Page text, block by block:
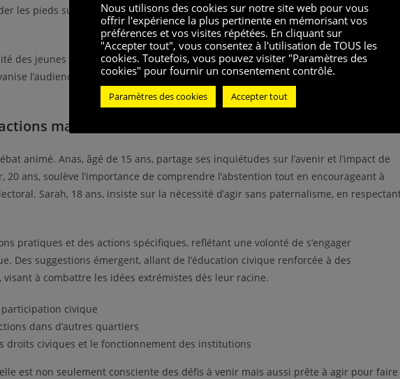
les pieds sur terre. « Bon, ça reste un film », dit-il, mais l’espoir d’un changement
des jeunes de Saint-Denis, souvent confrontés à l’abstention et à la désillusion
l’audience, qui espère transformer cette fiction en une réalité concrète lors des
maintenant ?
animé. Anas, âgé de 15 ans, partage ses inquiétudes sur l’avenir et l’impact de
ans, soulève l’importance de comprendre l’abstention tout en encourageant à
Sarah, 18 ans, insiste sur la nécessité d’agir sans paternalisme, en
pratiques et des actions spécifiques, reflétant une volonté de s’engager
Des suggestions émergent, allant de l’éducation civique renforcée à des
à combattre les idées extrémistes dès leur racine.
civique
dans d’autres quartiers
droits civiques et le fonctionnement des institutions
est non seulement consciente des défis à venir mais aussi prête à agir pour faire
Nous utilisons des cookies sur notre site web pour vous
offrir l'expérience la plus pertinente en mémorisant vos
préférences et vos visites répétées. En cliquant sur
"Accepter tout", vous consentez à l'utilisation de TOUS les
cookies. Toutefois, vous pouvez visiter "Paramètres des
cookies" pour fournir un consentement contrôlé.
Paramètres des cookies Accepter tout